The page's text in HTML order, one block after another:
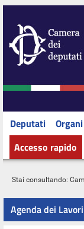
Deputati
Accesso rapido
Stai consultando:
Agenda dei Lavori